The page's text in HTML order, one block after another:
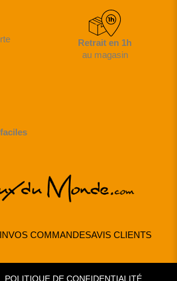
Retrait en 1h
au magasin
VOS COMMANDESAVIS CLIENTS
POLITIQUE DE CONFIDENTIALITÉ